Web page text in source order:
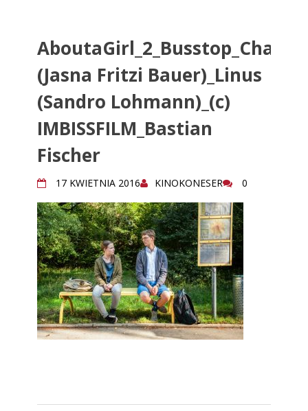
(Jasna Fritzi Bauer)_Linus
(Sandro Lohmann)_(c)
IMBISSFILM_Bastian
Fischer
17 KWIETNIA 2016 KINOKONESER 0